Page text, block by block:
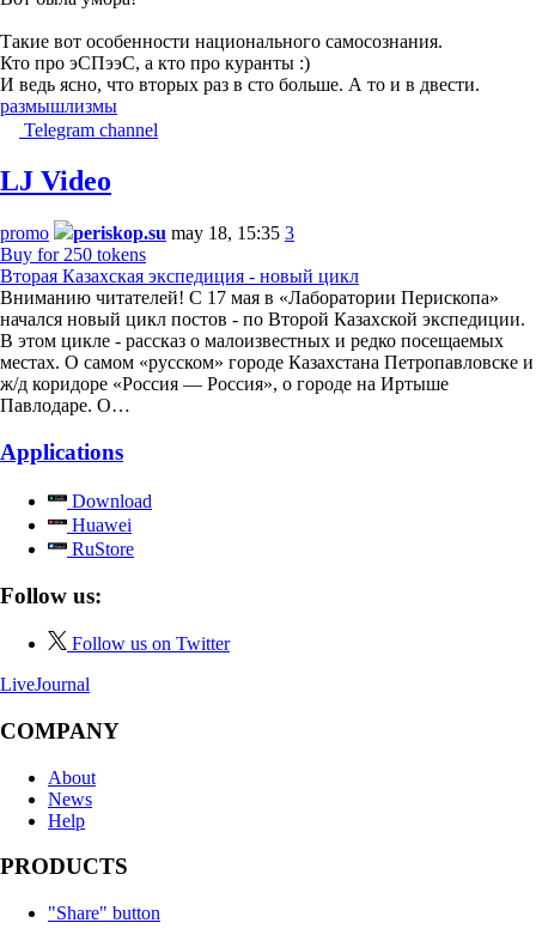
Такие вот особенности национального самосознания.
Кто про эСПээС, а кто про куранты :)
И ведь ясно, что вторых раз в сто больше. А то и в двести.
размышлизмы
Telegram channel
LJ Video
promo periskop.su may 18, 15:35 3
Buy for 250 tokens
Вторая Казахская экспедиция - новый цикл
Вниманию читателей! С 17 мая в «Лаборатории Перископа»
начался новый цикл постов - по Второй Казахской экспедиции.
В этом цикле - рассказ о малоизвестных и редко посещаемых
местах. О самом «русском» городе Казахстана Петропавловске и
ж/д коридоре «Россия — Россия», о городе на Иртыше
Павлодаре. О…
Applications
Download
Huawei
RuStore
Follow us:
Follow us on Twitter
LiveJournal
COMPANY
About
News
Help
PRODUCTS
"Share" button